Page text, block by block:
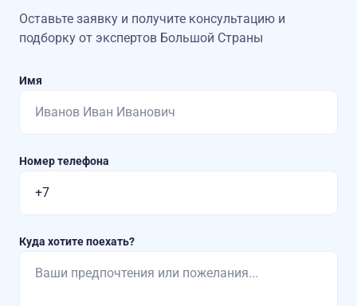
Оставьте заявку и получите консультацию и
подборку от экспертов Большой Страны
Имя
Номер телефона
Куда хотите поехать?